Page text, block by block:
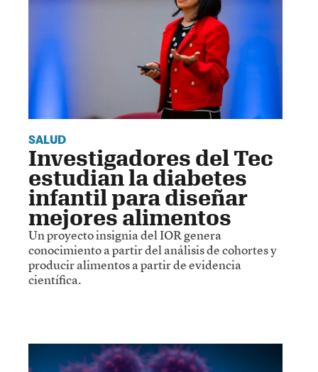
SALUD
Investigadores del Tec
estudian la diabetes
infantil para diseñar
mejores alimentos
Un proyecto insignia del IOR genera
conocimiento a partir del análisis de cohortes y
producir alimentos a partir de evidencia
científica.